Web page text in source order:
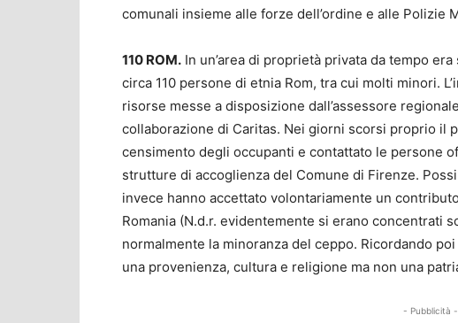
comunali insieme alle forze dell’ordine e alle Polizie
110 ROM. In un’area di proprietà privata da tempo
circa 110 persone di etnia Rom, tra cui molti minori.
risorse messe a disposizione dall’assessore
collaborazione di Caritas. Nei giorni scorsi proprio il
censimento degli occupanti e contattato le persone
strutture di accoglienza del Comune di Firenze.
invece hanno accettato volontariamente un
Romania (N.d.r. evidentemente si erano concentrati
normalmente la minoranza del ceppo. Ricordando
una provenienza, cultura e religione ma non una
- Pubblicità -